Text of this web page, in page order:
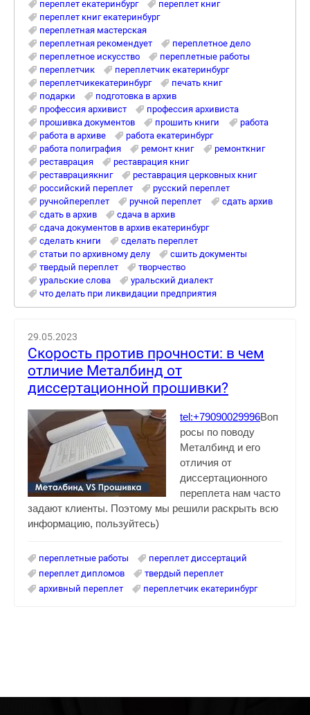
переплет екатеринбург
переплет книг
переплет книг екатеринбург
переплетная мастерская
переплетная рекомендует
переплетное дело
переплетное искусство
переплетные работы
переплетчик
переплетчик екатеринбург
переплетчикекатеринбург
печать книг
подарки
подготовка в архив
профессия архивист
профессия архивиста
прошивка документов
прошить книги
работа
работа в архиве
работа екатеринбург
работа полиграфия
ремонт книг
ремонткниг
реставрация
реставрация книг
реставрациякниг
реставрация церковных книг
российский переплет
русский переплет
ручнойпереплет
ручной переплет
сдать архив
сдать в архив
сдача в архив
сдача документов в архив екатеринбург
сделать книги
сделать переплет
статьи по архивному делу
сшить документы
твердый переплет
творчество
уральские слова
уральский диалект
что делать при ликвидации предприятия
29.05.2023
Скорость против прочности: в чем
отличие Металбинд от
диссертационной прошивки?
tel:+79090029996Воп
росы по поводу
Металбинд и его
отличия от
диссертационного
переплета нам часто
задают клиенты. Поэтому мы решили раскрыть всю
информацию, пользуйтесь)
переплетные работы
переплет диссертаций
переплет дипломов
твердый переплет
архивный переплет
переплетчик екатеринбург